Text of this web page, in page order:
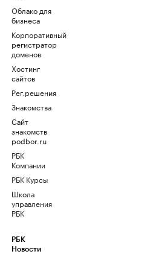
Облако для
бизнеса
Корпоративный
регистратор
доменов
Хостинг
сайтов
Рег.решения
Знакомства
Сайт
знакомств
podbor.ru
РБК
Компании
РБК Курсы
Школа
управления
РБК
РБК
Новости